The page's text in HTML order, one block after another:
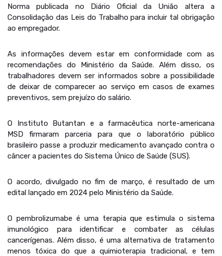
Norma publicada no Diário Oficial da União altera a
Consolidação das Leis do Trabalho para incluir tal obrigação
ao empregador.
As informações devem estar em conformidade com as
recomendações do Ministério da Saúde. Além disso, os
trabalhadores devem ser informados sobre a possibilidade
de deixar de comparecer ao serviço em casos de exames
preventivos, sem prejuízo do salário.
O Instituto Butantan e a farmacêutica norte-americana
MSD firmaram parceria para que o laboratório público
brasileiro passe a produzir medicamento avançado contra o
câncer a pacientes do Sistema Único de Saúde (SUS).
O acordo, divulgado no fim de março, é resultado de um
edital lançado em 2024 pelo Ministério da Saúde.
O pembrolizumabe é uma terapia que estimula o sistema
imunológico para identificar e combater as células
cancerígenas. Além disso, é uma alternativa de tratamento
menos tóxica do que a quimioterapia tradicional, e tem